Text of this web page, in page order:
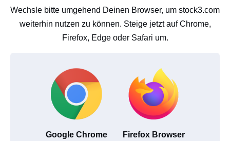
Wechsle bitte umgehend Deinen Browser, um stock3.com
weiterhin nutzen zu können. Steige jetzt auf Chrome,
Firefox, Edge oder Safari um.
Google Chrome Firefox Browser